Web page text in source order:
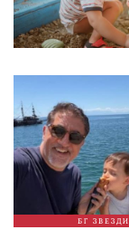
БГ ЗВЕЗДИ